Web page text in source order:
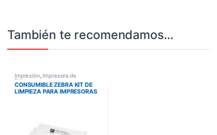
También te recomendamos…
Impresiòn, Impresora de
Etiquetas
CONSUMIBLE ZEBRA KIT DE
LIMPIEZA PARA IMPRESORAS